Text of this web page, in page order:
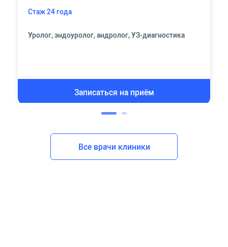
Стаж 24 года
Уролог, эндоуролог, андролог, УЗ-диагностика
Записаться на приём
Все врачи клиники